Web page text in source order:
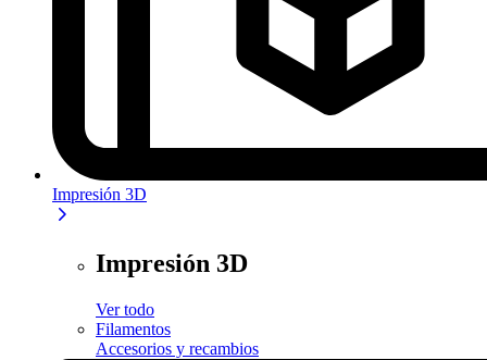
Impresión 3D
Impresión 3D
Ver todo
Filamentos
Accesorios y recambios